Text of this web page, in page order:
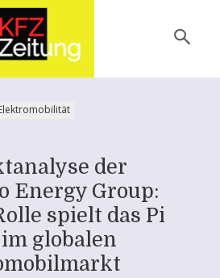
der
Energy Group:
spielt das Pi
globalen